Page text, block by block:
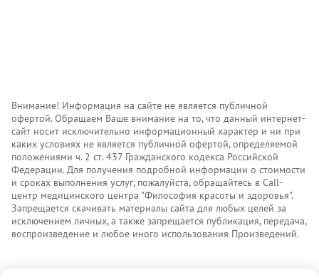
Внимание! Информация на сайте не является публичной
офертой. Обращаем Ваше внимание на то, что данный интернет-
сайт носит исключительно информационный характер и ни при
каких условиях не является публичной офертой, определяемой
положениями ч. 2 ст. 437 Гражданского кодекса Российской
Федерации. Для получения подробной информации о стоимости
и сроках выполнения услуг, пожалуйста, обращайтесь в Call-
центр медицинского центра "Философия красоты и здоровья".
Запрещается скачивать материалы сайта для любых целей за
исключением личных, а также запрещается публикация, передача,
воспроизведение и любое иного использования Произведений.